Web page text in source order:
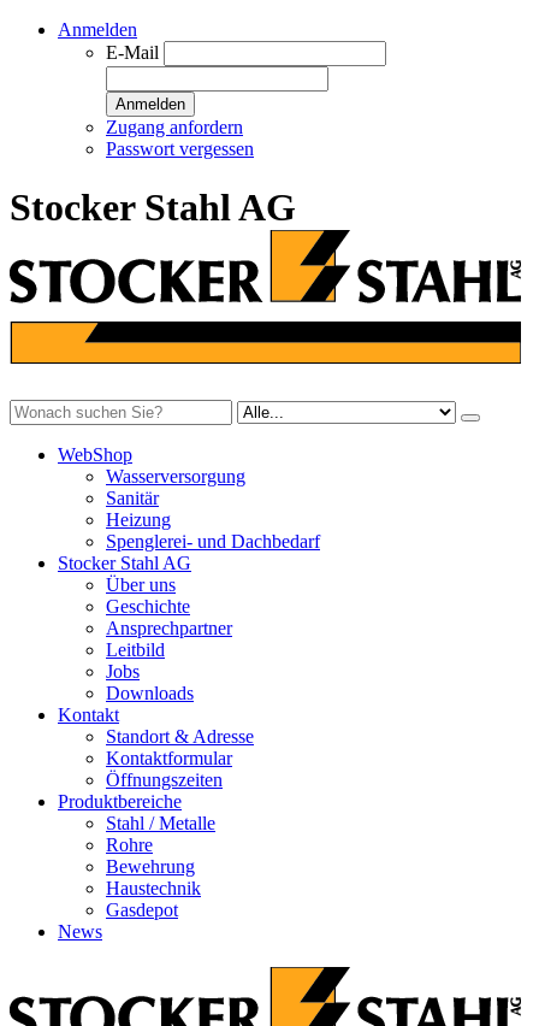
Anmelden
E-Mail
Anmelden
Zugang anfordern
Passwort vergessen
Stocker Stahl AG
WebShop
Wasserversorgung
Sanitär
Heizung
Spenglerei- und Dachbedarf
Stocker Stahl AG
Über uns
Geschichte
Ansprechpartner
Leitbild
Jobs
Downloads
Kontakt
Standort & Adresse
Kontaktformular
Öffnungszeiten
Produktbereiche
Stahl / Metalle
Rohre
Bewehrung
Haustechnik
Gasdepot
News